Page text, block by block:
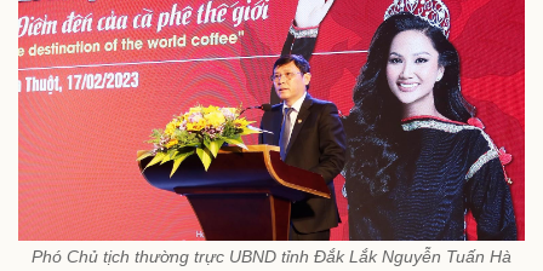
Phó Chủ tịch thường trực UBND tỉnh Đắk Lắk Nguyễn Tuấn Hà